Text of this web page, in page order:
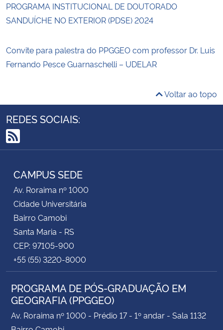
PROGRAMA INSTITUCIONAL DE DOUTORADO
SANDUÍCHE NO EXTERIOR (PDSE) 2024
Convite para palestra do PPGGEO com professor Dr. Luis
Fernando Pesce Guarnaschelli – UDELAR
Voltar ao topo
REDES SOCIAIS:
RSS
CAMPUS SEDE
Av. Roraima nº 1000
Cidade Universitária
Bairro Camobi
Santa Maria - RS
CEP: 97105-900
+55 (55) 3220-8000
PROGRAMA DE PÓS-GRADUAÇÃO EM
GEOGRAFIA (PPGGEO)
Av. Roraima nº 1000 - Prédio 17 - 1º andar - Sala 1132